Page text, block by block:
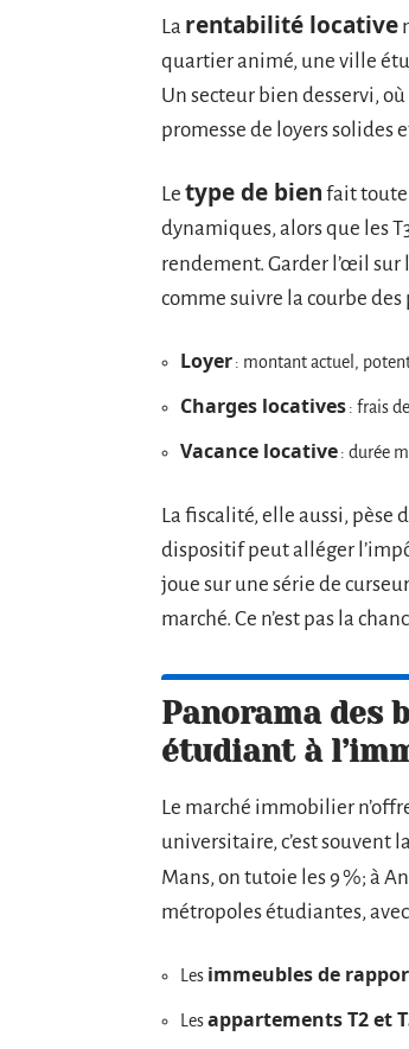
La rentabilité locative
quartier animé, une ville
Un secteur bien desservi,
promesse de loyers solides
Le type de bien fait toute
dynamiques, alors que les
rendement. Garder l’œil sur
comme suivre la courbe
Loyer: montant actuel,
Charges locatives: frais
Vacance locative: durée
La fiscalité, elle aussi, pèse
dispositif peut alléger
joue sur une série de
marché. Ce n’est pas la
Panorama des
étudiant à
Le marché immobilier
universitaire, c’est souvent
Mans, on tutoie les 9 %; à
métropoles étudiantes,
Les immeubles de
Lesappartements T2 et